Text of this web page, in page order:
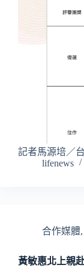
記者馬源培／
lifenews
合作媒體,
黃敏惠北上親